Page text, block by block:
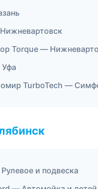
Torque —
TurboTech —
и подвеска